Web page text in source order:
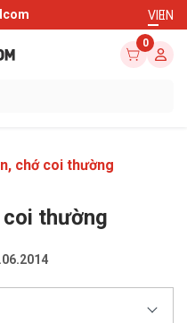
VIEN
0
chớ coi thường
coi thường